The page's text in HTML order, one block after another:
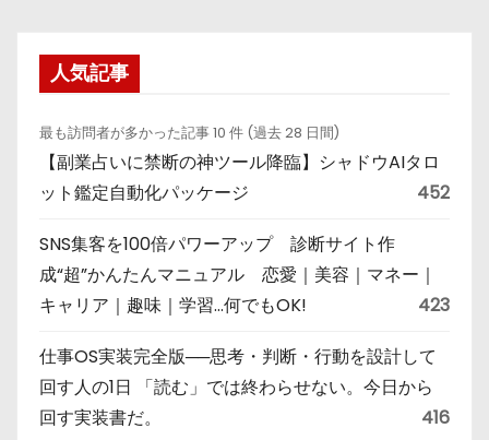
人気記事
最も訪問者が多かった記事 10 件 (過去 28 日間)
【副業占いに禁断の神ツール降臨】シャドウAIタロ
ット鑑定自動化パッケージ
452
SNS集客を100倍パワーアップ 診断サイト作
成“超”かんたんマニュアル 恋愛｜美容｜マネー｜
キャリア｜趣味｜学習…何でもOK!
423
仕事OS実装完全版──思考・判断・行動を設計して
回す人の1日 「読む」では終わらせない。今日から
回す実装書だ。
416